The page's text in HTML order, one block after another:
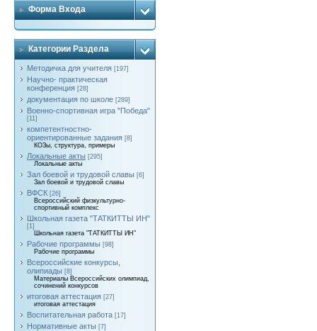
Форма Входа
Категории Раздела
Методичка для учителя [197]
Научно- практическая
конференция [28]
документация по школе [289]
Военно-спортивная игра "Победа"
[11]
компетентностно-
ориентированные задания [8]
КОЗы, структура, примеры
Локальные акты [295]
Локальные акты
Зал боевой и трудовой славы [6]
Зал боевой и трудовой славы
ВФСК [26]
Всероссийский физкультурно-
спортивный комплекс
Школьная газета "ТАТКИТТЫ ИН"
[1]
Школьная газета "ТАТКИТТЫ ИН"
Рабочие программы [98]
Рабочие программы
Всероссийские конкурсы,
олипиады [8]
Материалы Всероссийских олимпиад,
сочинений конкурсов
итоговая аттестация [27]
итоговая аттестация
Воспитательная работа [17]
Нормативные акты [7]